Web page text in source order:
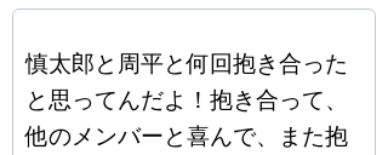
慎太郎と周平と何回抱き合った
と思ってんだよ！抱き合って、
他のメンバーと喜んで、また抱